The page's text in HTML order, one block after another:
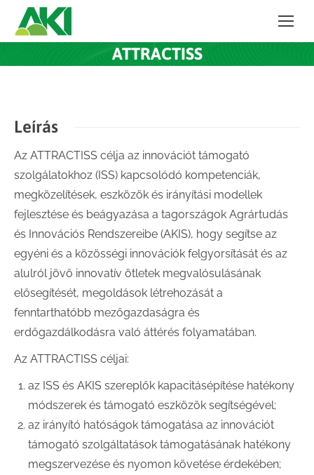
ATTRACTISS
Leírás
Az ATTRACTISS célja az innovációt támogató
szolgálatokhoz (ISS) kapcsolódó kompetenciák,
megközelítések, eszközök és irányítási modellek
fejlesztése és beágyazása a tagországok Agrártudás
és Innovációs Rendszereibe (AKIS), hogy segítse az
egyéni és a közösségi innovációk felgyorsítását és az
alulról jövő innovatív ötletek megvalósulásának
elősegítését, megoldások létrehozását a
fenntarthatóbb mezőgazdaságra és
erdőgazdálkodásra való áttérés folyamatában.
Az ATTRACTISS céljai:
az ISS és AKIS szereplők kapacitásépítése hatékony
módszerek és támogató eszközök segítségével;
az irányító hatóságok támogatása az innovációt
támogató szolgáltatások támogatásának hatékony
megszervezése és nyomon követése érdekében;